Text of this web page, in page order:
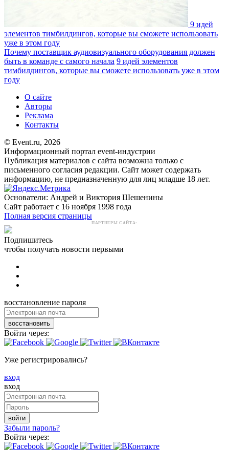
9 идей
элементов тимбилдингов, которые вы сможете использовать
уже в этом году
Почему поставщик аудиовизуального оборудования должен
быть в команде с самого начала 9 идей элементов
тимбилдингов, которые вы сможете использовать уже в этом
году
О сайте
Авторы
Реклама
Контакты
© Event.ru, 2026
Информационный портал event-индустрии
Публикация материалов с сайта возможна только с
письменного согласия редакции. Сайт может содержать
информацию, не предназначенную для лиц младше 18 лет.
Основатели: Андрей и Виктория Шешенины
Сайт работает с 16 ноября 1998 года
Полная версия страницы
ПАРТНЕРЫ САЙТА:
Подпишитесь
чтобы получать новости первыми
восстановление пароля
восстановить
Войти через:
Уже регистрировались?
вход
вход
войти
Забыли пароль?
Войти через: